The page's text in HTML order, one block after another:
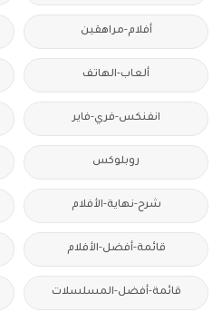
أفلام-مراهقين
ألعاب-الهاتف
انفنكس-فري-فاير
روبلوكس
شرح-نهاية-الأفلام
قائمة-أفضل-الأفلام
قائمة-أفضل-المسلسلات